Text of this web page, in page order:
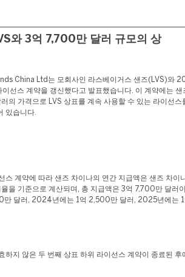
와 3억 7,700만 달러 규모의 상
China Ltd는 모회사인 라스베이거스 샌즈(LVS)와
이선스 계약을 갱신했다고 발표했습니다. 이 계약에는 샌
의 가격으로 LVS 상표를 계속 사용할 수 있는 라이선스
있습니다.
스 계약에 따라 샌즈 차이나의 연간 지급액은 샌즈 차이
을 기준으로 계산되며, 총 지급액은 3억 7,700만 달러이
만 달러, 2024년에는 1억 2,500만 달러, 2025년에는 1
하지 않은 두 번째 상표 하위 라이선스 계약이 종료된 후